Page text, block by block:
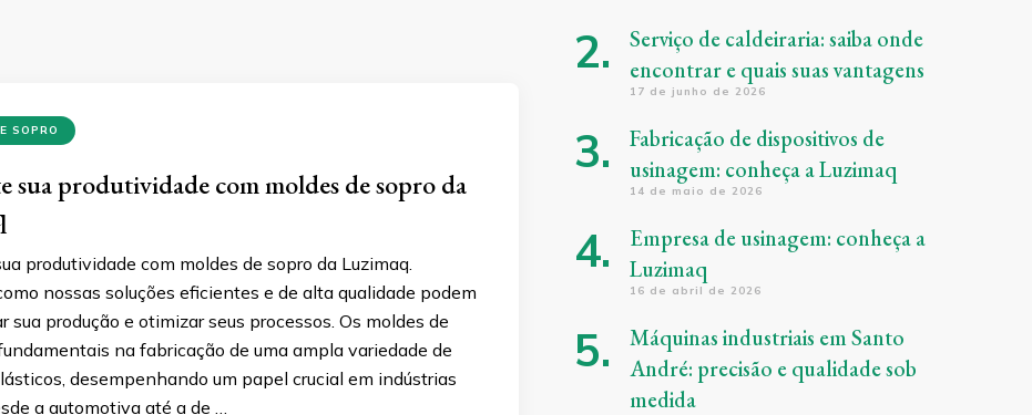
SOPRO
sua produtividade com moldes de sopro da
produtividade com moldes de sopro da Luzimaq.
nossas soluções eficientes e de alta qualidade podem
sua produção e otimizar seus processos. Os moldes de
na fabricação de uma ampla variedade de
desempenhando um papel crucial em indústrias
a automotiva até a de …
Serviço de caldeiraria: saiba onde
encontrar e quais suas vantagens
17 de junho de 2026
Fabricação de dispositivos de
usinagem: conheça a Luzimaq
14 de maio de 2026
Empresa de usinagem: conheça a
Luzimaq
16 de abril de 2026
Máquinas industriais em Santo
André: precisão e qualidade sob
medida